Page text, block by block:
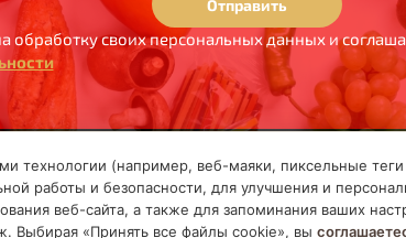
Отправить
обработку своих персональных данных и
ПОСТАВЩИКАМ
технологии (например, веб-маяки, пиксельные
работы и безопасности, для улучшения и
веб-сайта, а также для запоминания ваших
Выбирая «Принять все файлы cookie», вы